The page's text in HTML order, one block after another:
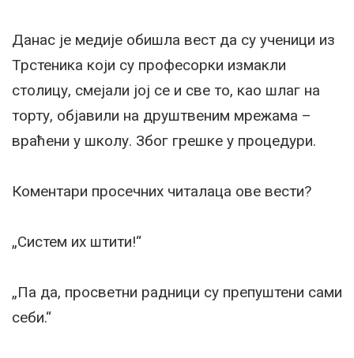
Данас је медије обишла вест да су ученици из
Трстеника који су професорки измакли
столицу, смејали јој се и све то, као шлаг на
торту, објавили на друштвеним мрежама –
враћени у школу. Због грешке у процедури.
Коментари просечних читалаца ове вести?
„Систем их штити!“
„Па да, просветни радници су препуштени сами
себи.“